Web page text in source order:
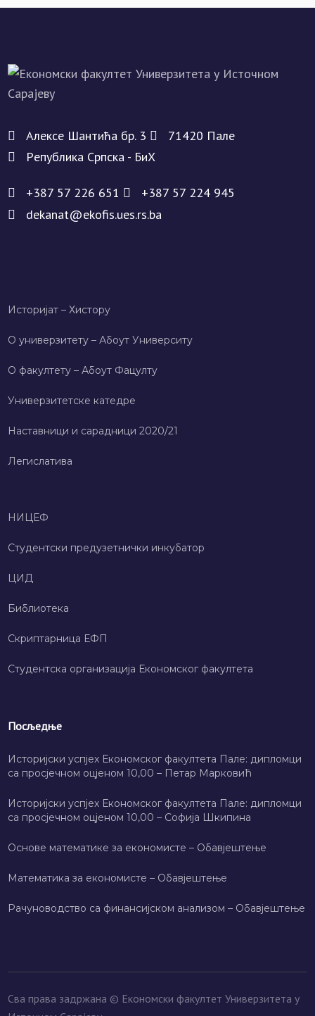
Алeксe Шантића бр. 3
71420 Палe
Рeпублика Српска - БиХ
+387 57 226 651
+387 57 224 945
dekanat@ekofis.ues.rs.ba
Историјат – Хисторy
О универзитету – Абоут Университy
О факултету – Абоут Фацултy
Универзитетске катедре
Наставници и сарадници 2020/21
Легислатива
НИЦЕФ
Студентски предузетнички инкубатор
ЦИД
Библиотека
Скриптарница ЕФП
Студентска организација Економског факултета
Посљедње
Историјски успјех Економског факултета Пале: дипломци
са просјечном оцјеном 10,00 – Петар Марковић
Историјски успјех Економског факултета Пале: дипломци
са просјечном оцјеном 10,00 – Софија Шкипина
Основе математике за економисте – Обавјештење
Математика за економисте – Обавјештење
Рачуноводство са финансијском анализом – Обавјештење
Сва права задржана © Економски факултет Универзитета у